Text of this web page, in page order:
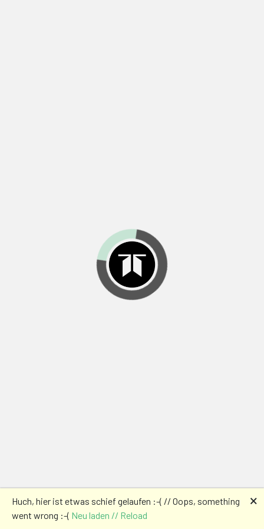
Huch, hier ist etwas schief gelaufen :-( // Oops, something
went wrong :-( Neu laden // Reload
🗙